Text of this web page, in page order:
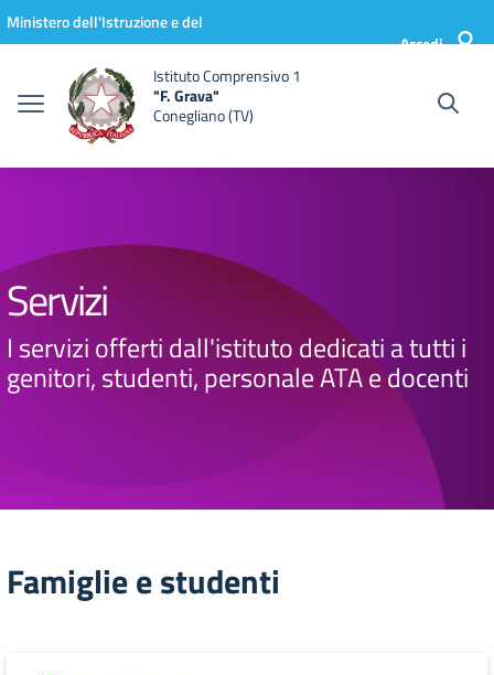
Vai ai contenuti
Vai al menu di navigazione
Vai al footer
Ministero dell'Istruzione e del
Accedi
Istituto Comprensivo 1
"F. Grava"
Conegliano (TV)
Servizi
I servizi offerti dall'istituto dedicati a tutti i
genitori, studenti, personale ATA e docenti
Famiglie e studenti